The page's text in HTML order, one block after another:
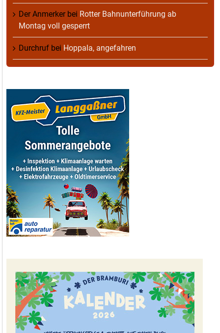
Der Anmerkerbei Rotter Bahnunterführung ab
Montag voll gesperrt
Durchruf bei Hoppala, angefahren